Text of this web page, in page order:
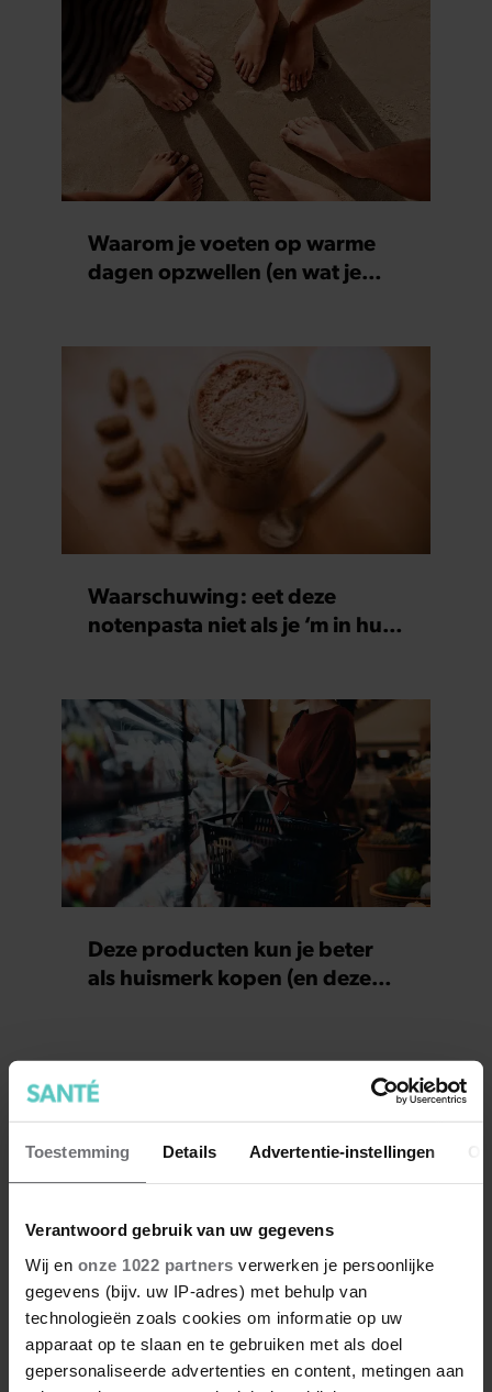
Toestemming Details Advertentie-instellingen
Verantwoord gebruik van uw gegevens
Wij en onze 1022 partners verwerken je persoonlijke
gegevens (bijv. uw IP-adres) met behulp van
technologieën zoals cookies om informatie op uw
apparaat op te slaan en te gebruiken met als doel
gepersonaliseerde advertenties en content, metingen aan
Waarom je voeten op warme
dagen opzwellen (en wat je
Waarschuwing: eet deze
notenpasta niet als je ‘m in huis
Deze producten kun je beter
als huismerk kopen (en deze